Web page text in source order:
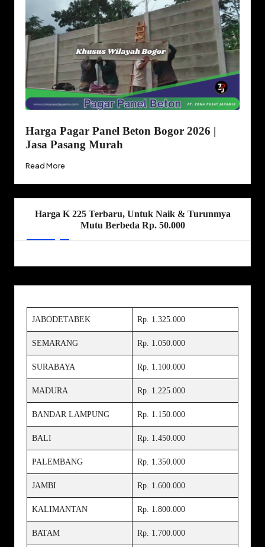
Harga Pagar Panel Beton Bogor 2026 |
Jasa Pasang Murah
Read More
Harga K 225 Terbaru, Untuk Naik & Turunmya
Mutu Berbeda Rp. 50.000
JABODETABEK Rp. 1.325.000
SEMARANG Rp. 1.050.000
SURABAYA Rp. 1.100.000
MADURA Rp. 1.225.000
BANDAR LAMPUNG Rp. 1.150.000
BALI Rp. 1.450.000
PALEMBANG Rp. 1.350.000
JAMBI Rp. 1.600.000
KALIMANTAN Rp. 1.800.000
BATAM Rp. 1.700.000